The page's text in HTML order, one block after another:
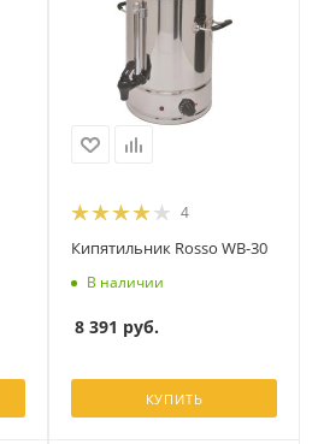
4
Кипятильник Rosso WB-30
В наличии
8 391 руб.
КУПИТЬ